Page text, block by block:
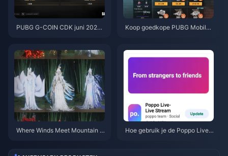
PUBG G-COIN CDK juni 2026:
Koop goedkope PUBG Mobile
pakketten & veilig opwaardere
n
Where Winds Meet Mountain A
Hoe gebruik je de Poppo Live-